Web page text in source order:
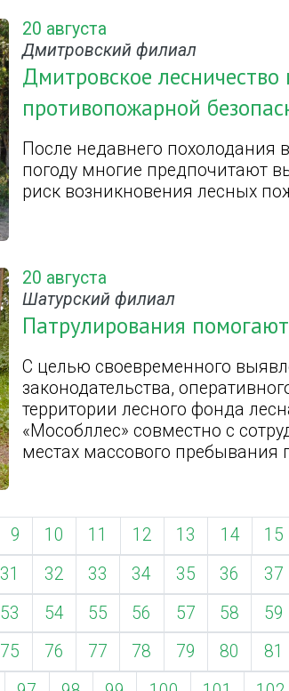
20 августа
Дмитровский филиал
Дмитровское
противопожарной
После недавнего похолодания
погоду многие предпочитают
риск возникновения лесных
20 августа
Шатурский филиал
Патрулирования
С целью своевременного
законодательства,
территории лесного фонда
«Мособллес» совместно с
местах массового пребывания
9 10 11 12 13 14 15
31 32 33 34 35 36 37
53 54 55 56 57 58 59
75 76 77 78 79 80 81